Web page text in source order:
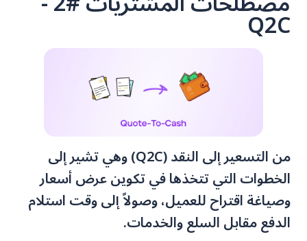
Q2C
من التسعير إلى النقد (Q2C) وهي تشير إلى
الخطوات التي تتخذها في تكوين عرض أسعار
وصياغة اقتراح للعميل، وصولاً إلى وقت استلام
الدفع مقابل السلع والخدمات.